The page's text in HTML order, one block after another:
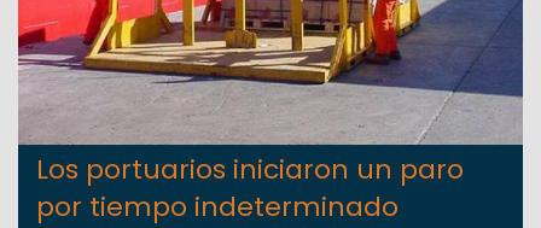
Los portuarios iniciaron un paro
por tiempo indeterminado